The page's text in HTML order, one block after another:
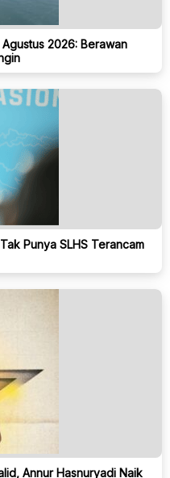
2026: Berawan
Punya SLHS Terancam
Annur Hasnuryadi Naik